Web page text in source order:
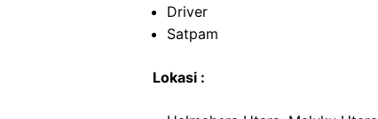
Driver
Satpam
Lokasi :